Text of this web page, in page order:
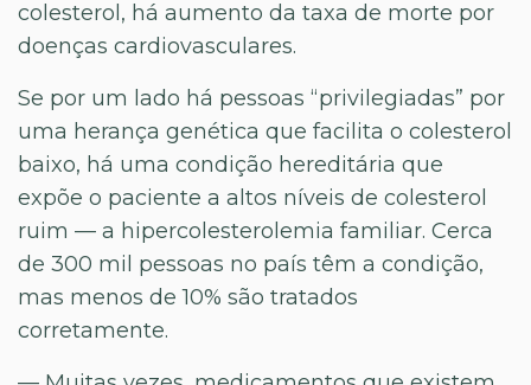
colesterol, há aumento da taxa de morte por
doenças cardiovasculares.
Se por um lado há pessoas “privilegiadas” por
uma herança genética que facilita o colesterol
baixo, há uma condição hereditária que
expõe o paciente a altos níveis de colesterol
ruim — a hipercolesterolemia familiar. Cerca
de 300 mil pessoas no país têm a condição,
mas menos de 10% são tratados
corretamente.